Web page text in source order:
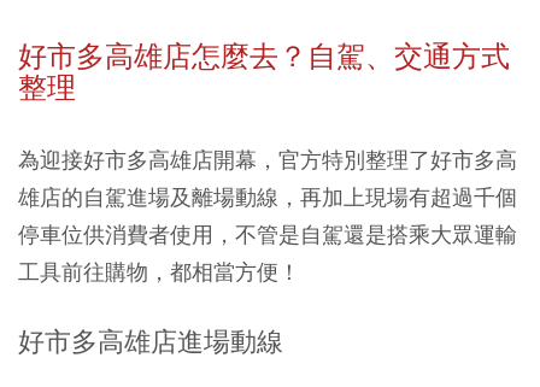
好市多高雄店怎麼去？自駕、交通方式
整理
為迎接好市多高雄店開幕，官方特別整理了好市多高
雄店的自駕進場及離場動線，再加上現場有超過千個
停車位供消費者使用，不管是自駕還是搭乘大眾運輸
工具前往購物，都相當方便！
好市多高雄店進場動線